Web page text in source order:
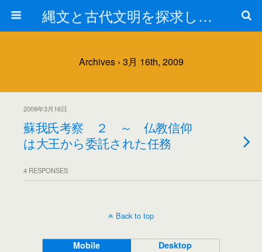
縄文と古代文明を探求しよう！
Archives › 3月 16th, 2009
2009年3月16日
蘇我氏考察 ２ ～ 仏教信仰
は大王から委託された任務
4 RESPONSES
Back to top
Mobile Desktop